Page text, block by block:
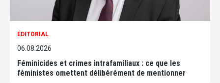
ÉDITORIAL
06.08.2026
Féminicides et crimes intrafamiliaux : ce que les
féministes omettent délibérément de mentionner